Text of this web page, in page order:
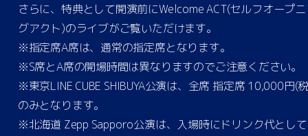
さらに、特典として開演前にWelcome ACT(セルフオープ
グアクト)のライブがご覧いただけます。
※指定席A席は、通常の指定席となります。
※S席とA席の開場時間は異なりますのでご注意ください。
※東京LINE CUBE SHIBUYA公演は、全席 指定席 10,000円(
のみとなります。
※北海道 Zepp Sapporo公演は、⼊場時にドリンク代とし